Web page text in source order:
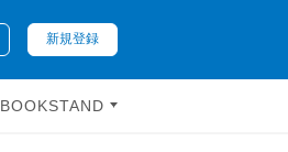
新規登録
BOOKSTAND